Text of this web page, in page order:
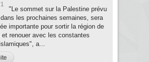
"Le sommet sur la Palestine prévu
les prochaines semaines, sera
importante pour sortir la région de
renouer avec les constantes
a...